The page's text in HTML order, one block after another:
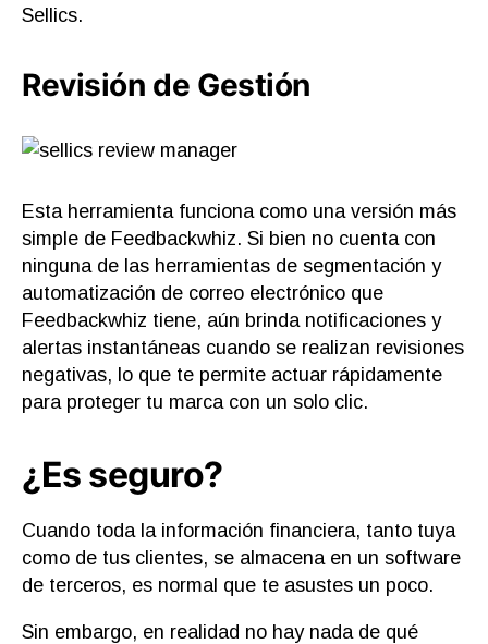
Sellics.
Revisión de Gestión
Esta herramienta funciona como una versión más
simple de Feedbackwhiz. Si bien no cuenta con
ninguna de las herramientas de segmentación y
automatización de correo electrónico que
Feedbackwhiz tiene, aún brinda notificaciones y
alertas instantáneas cuando se realizan revisiones
negativas, lo que te permite actuar rápidamente
para proteger tu marca con un solo clic.
¿Es seguro?
Cuando toda la información financiera, tanto tuya
como de tus clientes, se almacena en un software
de terceros, es normal que te asustes un poco.
Sin embargo, en realidad no hay nada de qué